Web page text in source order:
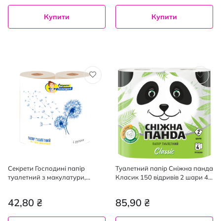
Купити Купити
Секрети Господині папір
туалетний з макулатури,
42,80 ₴
Туалетний папір Сніжна панда
Класик 150 відривів 2 шари 4
85,90 ₴